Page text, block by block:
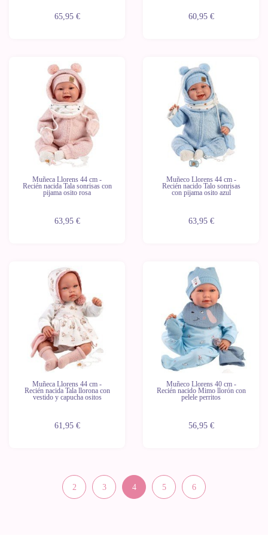
65,95 € 60,95 €
Muñeca Llorens 44 cm -
Recién nacida Tala sonrisas con
pijama osito rosa
63,95 €
Muñeco Llorens 44 cm -
Recién nacido Talo sonrisas
con pijama osito azul
63,95 €
Muñeca Llorens 44 cm -
Recién nacida Tala llorona con
vestido y capucha ositos
61,95 €
Muñeco Llorens 40 cm -
Recién nacido Mimo llorón con
pelele perritos
56,95 €
2 3 4 5 6